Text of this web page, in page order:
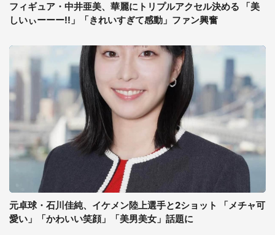
フィギュア・中井亜美、華麗にトリプルアクセル決める 「美
しいぃーーー!!」「きれいすぎて感動」ファン興奮
元卓球・石川佳純、イケメン陸上選手と2ショット 「メチャ可
愛い」「かわいい笑顔」「美男美女」話題に